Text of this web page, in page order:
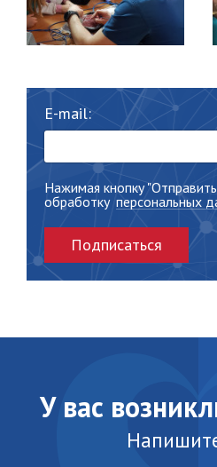
E-mail:
Нажимая кнопку
обработку персональных
Подписаться
У вас